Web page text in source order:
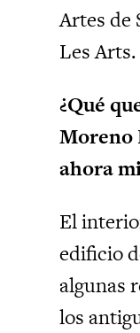
Artes de
Les Arts.
¿Qué
Moreno
ahora
El
edificio
algunas
los